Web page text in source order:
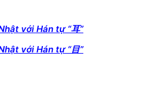
với Hán tự “耳”
với Hán tự “目”